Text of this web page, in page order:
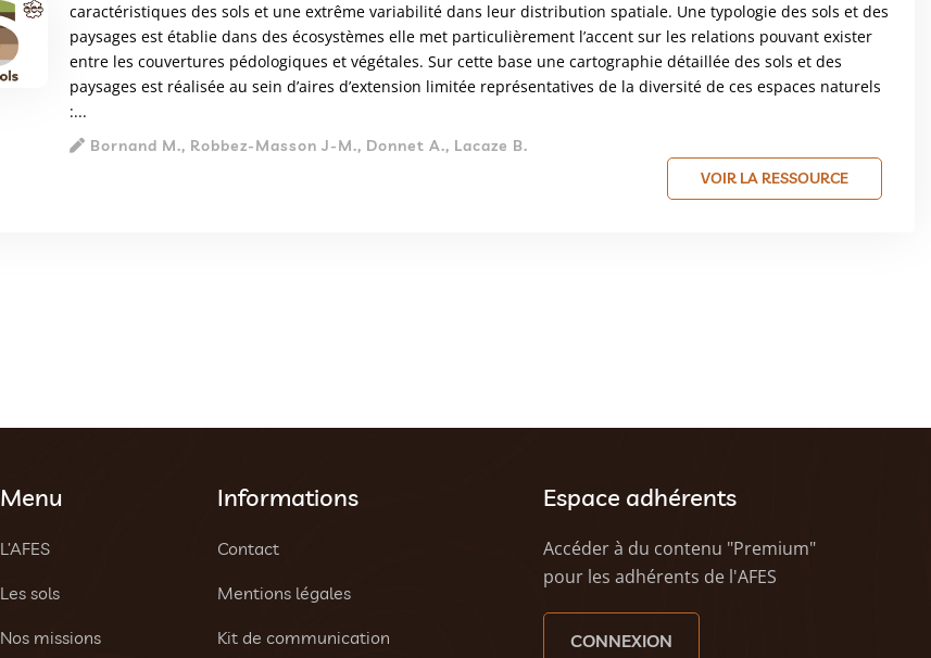
caractéristiques des sols et une extrême variabilité dans leur distribution spatiale. Une typologie des sols et des
paysages est établie dans des écosystèmes elle met particulièrement l’accent sur les relations pouvant exister
entre les couvertures pédologiques et végétales. Sur cette base une cartographie détaillée des sols et des
paysages est réalisée au sein d’aires d’extension limitée représentatives de la diversité de ces espaces naturels
:...
Bornand M., Robbez-Masson J-M., Donnet A., Lacaze B.
VOIR LA RESSOURCE
Menu
L’AFES
Les sols
Nos missions
Informations
Contact
Mentions légales
Kit de communication
Espace adhérents
Accéder à du contenu "Premium"
pour les adhérents de l'AFES
CONNEXION